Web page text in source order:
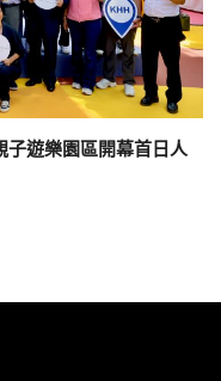
遊樂園區開幕首日人